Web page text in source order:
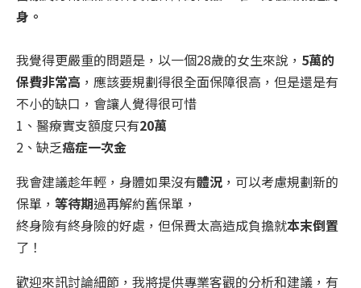
身。
我覺得更嚴重的問題是，以一個28歲的女生來說， 5萬的
保費非常高 ，應該要規劃得很全面保障很高，但是還是有
不小的缺口，會讓人覺得很可惜
1、醫療實支額度只有20萬
2、缺乏癌症一次金
我會建議趁年輕，身體如果沒有體況 ，可以考慮規劃新的
保單， 等待期過再解約舊保單，
終身險有終身險的好處，但保費太高造成負擔就本末倒置
了！
歡迎來訊討論細節，我將提供專業客觀的分析和建議，有